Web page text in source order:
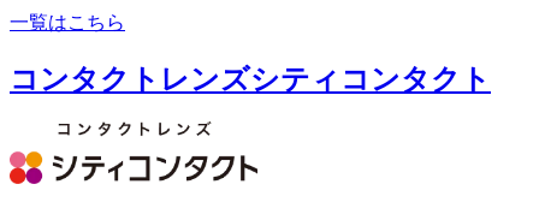
一覧はこちら
コンタクトレンズシティコンタクト